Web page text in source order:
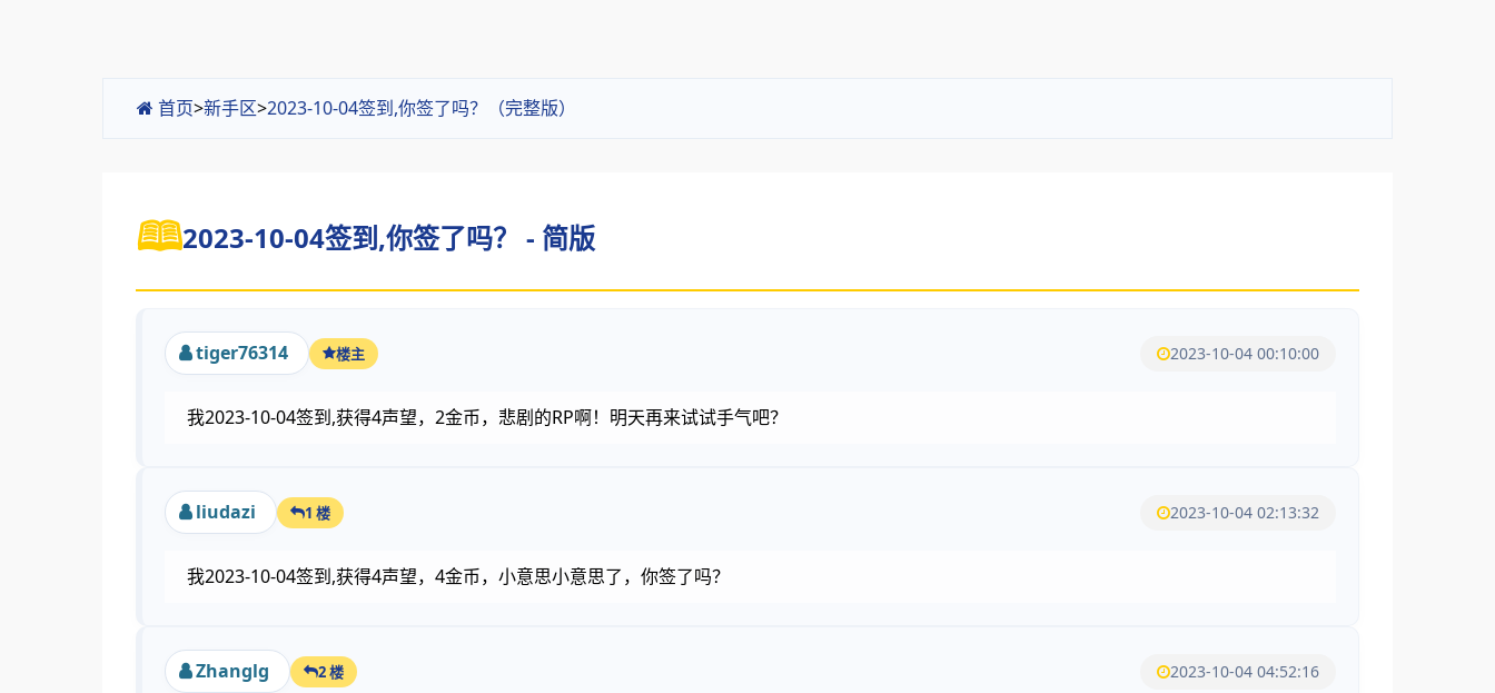
首页>新手区>2023-10-04签到,你签了吗？（完整版）
2023-10-04签到,你签了吗？ - 简版
tiger76314 楼主 2023-10-04 00:10:00
我2023-10-04签到,获得4声望，2金币，悲剧的RP啊！明天再来试试手气吧？
liudazi 1 楼 2023-10-04 02:13:32
我2023-10-04签到,获得4声望，4金币，小意思小意思了，你签了吗？
Zhanglg 2 楼 2023-10-04 04:52:16